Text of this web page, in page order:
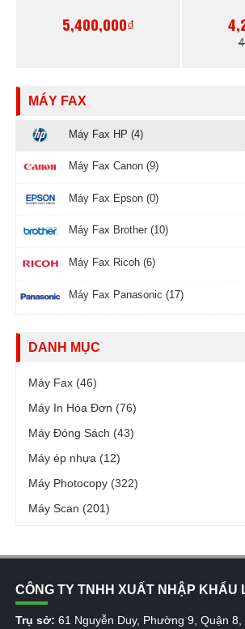
MÁY FAX
Máy Fax HP (4)
Máy Fax Canon (9)
Máy Fax Epson (0)
Máy Fax Brother (10)
Máy Fax Ricoh (6)
Máy Fax Panasonic (17)
DANH MỤC
Máy Fax (46)
Máy In Hóa Đơn (76)
Máy Đóng Sách (43)
Máy ép nhựa (12)
Máy Photocopy (322)
Máy Scan (201)
5,400,000₫
CÔNG TY TNHH XUẤT NHẬP KHẨU
Trụ sở: 61 Nguyễn Duy, Phường 9, Quận